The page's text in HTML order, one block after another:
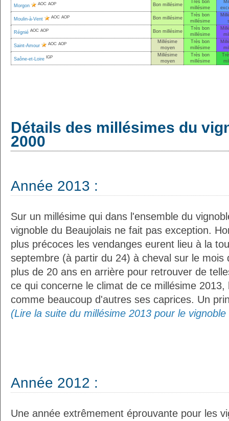
Morgon AOC AOP Bon millésime
Très bon
millésime
Moulin-à-Vent AOC AOP Bon millésime
Très bon
millésime
Régnié AOC AOP Bon millésime
Très bon
millésime
Saint-Amour AOC AOP
Millésime
moyen
Très bon
millésime
Saône-et-Loire IGP
Millésime
moyen
Très bon
millésime
Détails des millésimes du
2000
Année 2013 :
Sur un millésime qui dans l'ensemble du
vignoble du Beaujolais ne fait pas exception.
plus précoces les vendanges eurent lieu à la
septembre (à partir du 24) à cheval sur le
plus de 20 ans en arrière pour retrouver de
ce qui concerne le climat de ce millésime 2013,
comme beaucoup d'autres ses caprices. Un
(Lire la suite du millésime 2013 pour le
Année 2012 :
Une année extrêmement éprouvante pour les